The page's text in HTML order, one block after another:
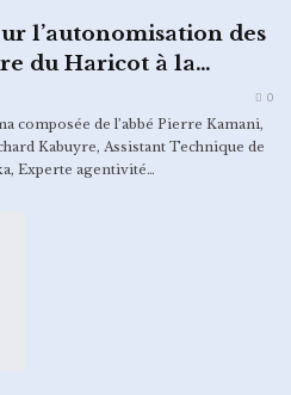
l’autonomisation des
du Haricot à la…
0
composée de l’abbé Pierre Kamani,
Kabuyre, Assistant Technique de
Experte agentivité…